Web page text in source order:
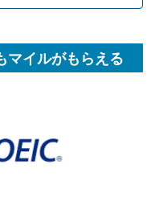
マイルがもらえる